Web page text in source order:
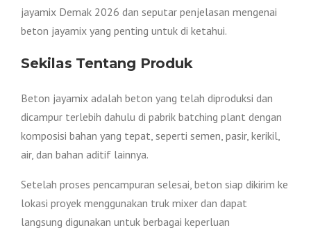
jayamix Demak 2026 dan seputar penjelasan mengenai
beton jayamix yang penting untuk di ketahui.
Sekilas Tentang Produk
Beton jayamix adalah beton yang telah diproduksi dan
dicampur terlebih dahulu di pabrik batching plant dengan
komposisi bahan yang tepat, seperti semen, pasir, kerikil,
air, dan bahan aditif lainnya.
Setelah proses pencampuran selesai, beton siap dikirim ke
lokasi proyek menggunakan truk mixer dan dapat
langsung digunakan untuk berbagai keperluan